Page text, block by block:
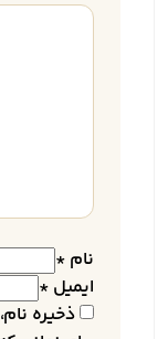
نام *
ایمیل *
ذخیره